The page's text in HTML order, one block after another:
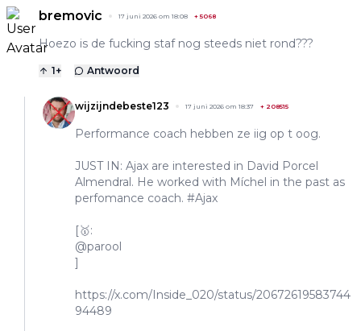
bremovic 17 juni 2026 om 18:08 +5068
Hoezo is de fucking staf nog steeds niet rond???
1+ Antwoord
wijzijndebeste123 17 juni 2026 om 18:37 + 208515
Performance coach hebben ze iig op t oog.
JUST IN: Ajax are interested in David Porcel
Almendral. He worked with Míchel in the past as
perfomance coach. #Ajax
[🥇:
@parool
]
https://x.com/Inside_020/status/20672619583744
94489